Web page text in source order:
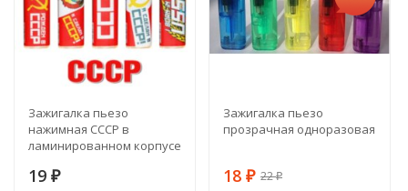
Зажигалка пьезо
нажимная СССР в
ламинированном корпусе
19 ₽
Зажигалка пьезо
прозрачная одноразовая
18 ₽ 22₽